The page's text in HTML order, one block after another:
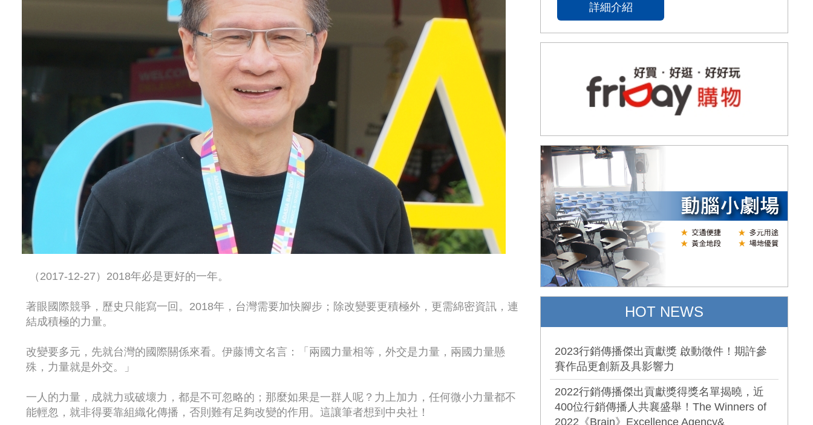
（2017-12-27）2018年必是更好的一年。
著眼國際競爭，歷史只能寫一回。2018年，台灣需要加快腳步；除改變要更積極外，更需綿密資訊，連
結成積極的力量。
改變要多元，先就台灣的國際關係來看。伊藤博文名言：「兩國力量相等，外交是力量，兩國力量懸
殊，力量就是外交。」
一人的力量，成就力或破壞力，都是不可忽略的；那麼如果是一群人呢？力上加力，任何微小力量都不
能輕忽，就非得要靠組織化傳播，否則難有足夠改變的作用。這讓筆者想到中央社！
詳細介紹
HOT NEWS
2023行銷傳播傑出貢獻獎 啟動徵件！期許參
賽作品更創新及具影響力
2022行銷傳播傑出貢獻獎得獎名單揭曉，近
400位行銷傳播人共襄盛舉！The Winners of
2022《Brain》Excellence Agency&